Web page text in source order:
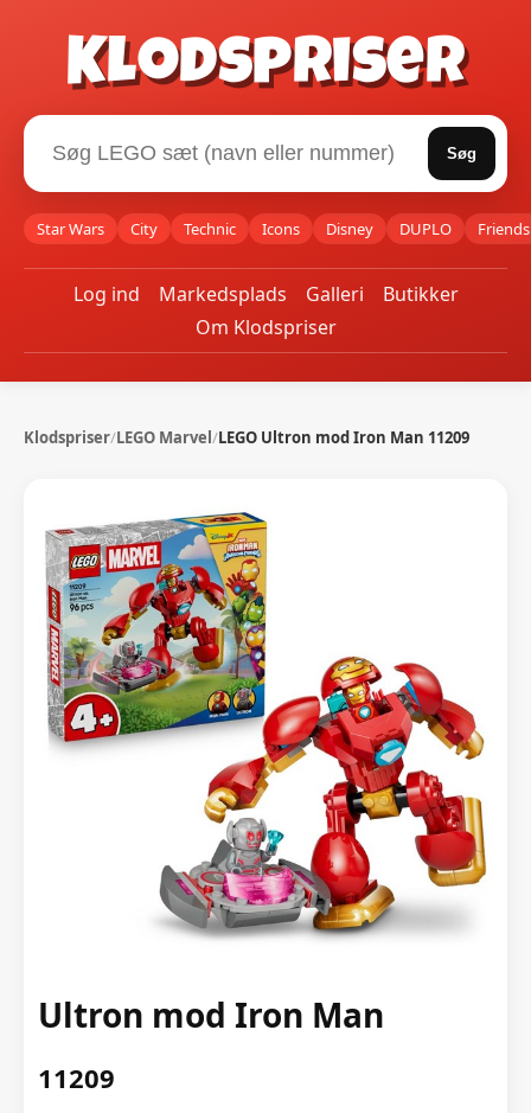
Klodspriser
Søg
Star Wars City Technic Icons Disney DUPLO Friends
Log ind Markedsplads Galleri
Butikker
Om Klodspriser
Klodspriser/LEGO Marvel/LEGO Ultron mod Iron Man 11209
Ultron mod Iron Man
11209